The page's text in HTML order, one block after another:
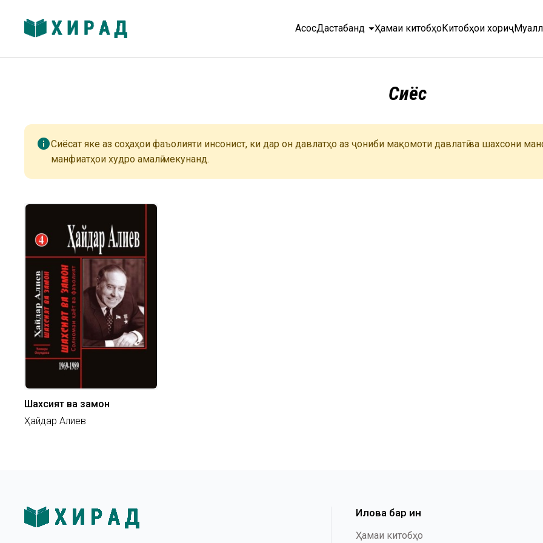
АсосӣДастабандӣarrow_drop_downҲамаи китобҳоКитобҳои хориҷӣ
Сиёсӣ
infoСиёсат яке аз соҳаҳои фаъолияти инсонист, ки дар он давлатҳо аз ҷониби мақомоти давлатӣ ва шахсони
манфиатҳои худро амалӣ мекунанд.
Шахсият ва замон
Ҳайдар Алиев
Илова бар ин
Ҳамаи китобҳо